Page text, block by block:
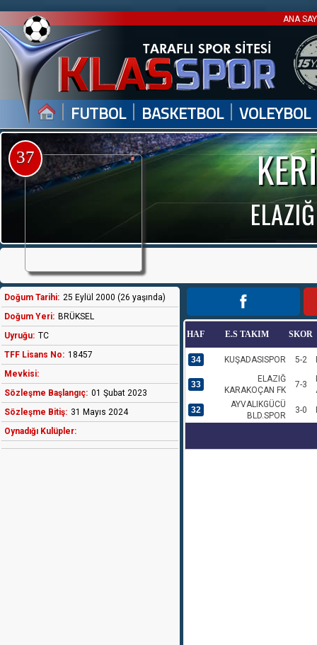
ANA
| FUTBOL | BASKETBOL | VOLEYBOL
37
Doğum Tarihi: 25 Eylül 2000 (26 yaşında)
Doğum Yeri: BRÜKSEL
Uyruğu: TC
TFF Lisans No: 18457
Mevkisi:
Sözleşme Başlangıç: 01 Şubat 2023
Sözleşme Bitiş: 31 Mayıs 2024
Oynadığı Kulüpler:
HAF E.S TAKIM SKOR
34 KUŞADASISPOR 5-2
33
ELAZIĞ
KARAKOÇAN FK
7-3
32
AYVALIKGÜCÜ
BLD.SPOR
3-0